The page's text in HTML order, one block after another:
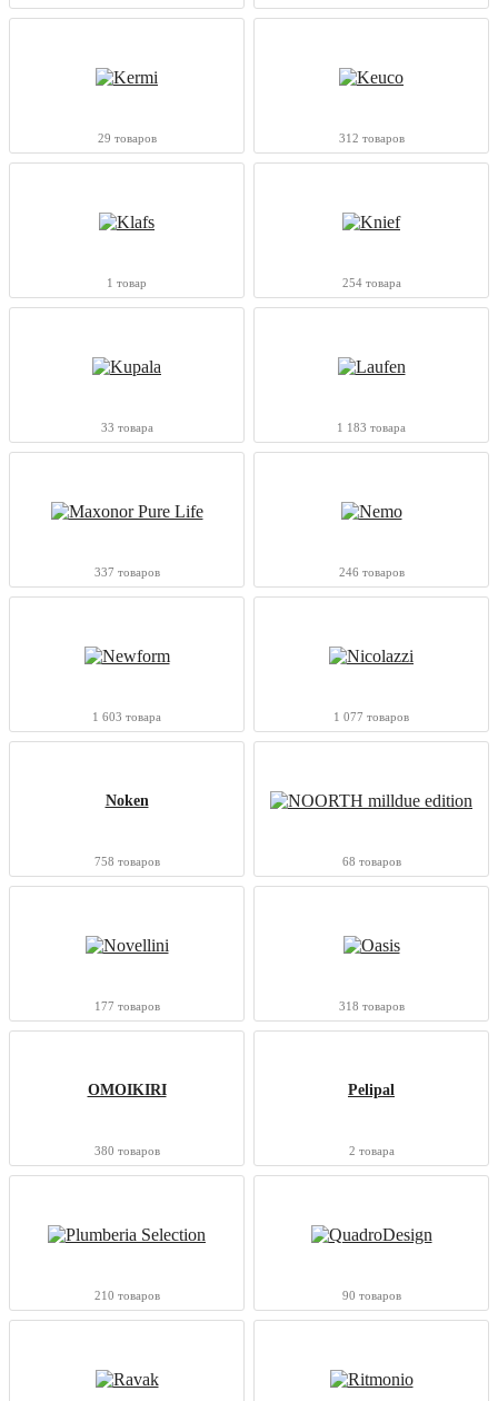
29 товаров 312 товаров
1 товар 254 товара
33 товара 1 183 товара
337 товаров 246 товаров
1 603 товара 1 077 товаров
Noken
758 товаров 68 товаров
177 товаров 318 товаров
OMOIKIRI
380 товаров
Pelipal
2 товара
210 товаров 90 товаров